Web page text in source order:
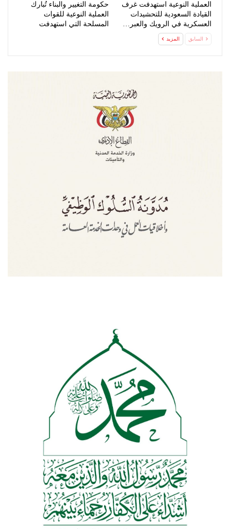
العملية النوعية استهدفت غرف
القيادة السعودية للتحشيدات
العسكرية في الرويك والعبر…
حكومة التغيير والبناء تُبارك
العملية النوعية للقوات
المسلحة التي استهدفت
السابق المزيد